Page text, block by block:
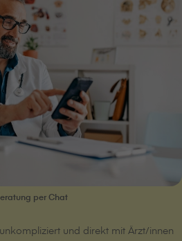
per Chat
und direkt mit Ärzt/innen